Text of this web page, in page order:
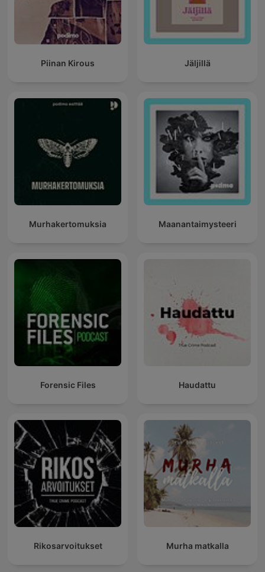
Piinan Kirous Jäljillä
Murhakertomuksia Maanantaimysteeri
Forensic Files Haudattu
Rikosarvoitukset Murha matkalla